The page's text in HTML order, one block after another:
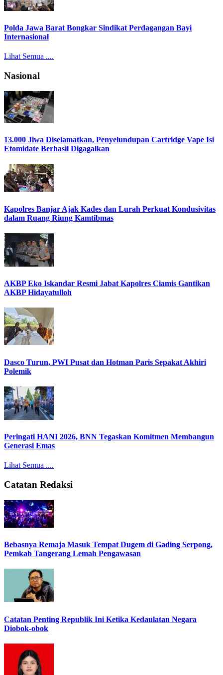
Polda Jawa Barat Bongkar Sindikat Perdagangan Bayi
Internasional
Lihat Semua ....
Nasional
13.000 Jiwa Diselamatkan, Penyelundupan Cartridge Vape Isi
Etomidate Berhasil Digagalkan
Kapolres Banjar Ajak Kades dan Lurah Perkuat Kondusivitas
dalam Ruang Riung Kamtibmas
AKBP Eko Iskandar Resmi Jabat Kapolres Ciamis Gantikan
AKBP Hidayatulloh
Dasco Turun, PWI Pusat dan Hotman Paris Sepakat Akhiri
Polemik
Peringati HANI 2026, BNN Tegaskan Komitmen Membangun
Generasi Emas
Lihat Semua ....
Catatan Redaksi
Bebasnya Remaja Masuk Tempat Dugem di Gading Serpong,
Pemkab Tangerang Lemah Pengawasan
Catatan Penting Republik Ini Ketika Kedaulatan Negara
Diobok-obok